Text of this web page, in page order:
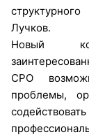
Лучков.
Новый
СРО
проблемы,